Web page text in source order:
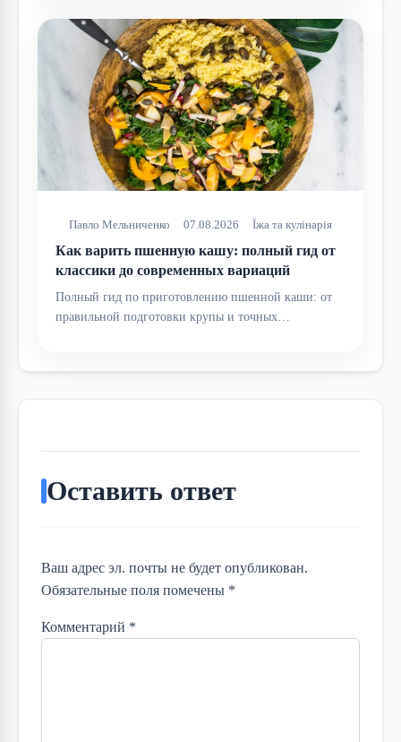
Павло Мельниченко 07.08.2026 Їжа та кулінарія
Как варить пшенную кашу: полный гид от
классики до современных вариаций
Полный гид по приготовлению пшенной каши: от
правильной подготовки крупы и точных…
Оставить ответ
Ваш адрес эл. почты не будет опубликован.
Обязательные поля помечены *
Комментарий *